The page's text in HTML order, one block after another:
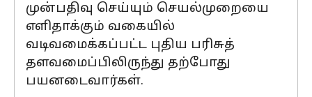
முன்பதிவு செய்யும் செயல்முறையை
எளிதாக்கும் வகையில்
வடிவமைக்கப்பட்ட புதிய பரிசுத்
தளவமைப்பிலிருந்து தற்போது
பயனடைவார்கள்.